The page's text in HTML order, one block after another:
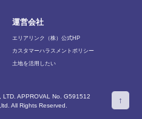
↑
運営会社
エリアリンク（株）公式HP
カスタマーハラスメントポリシー
土地を活用したい
APPROVAL No. G591512
All Rights Reserved.